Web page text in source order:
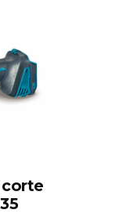
corte